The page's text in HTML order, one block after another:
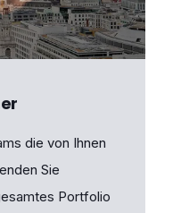
die von Ihnen
Sie
Portfolio